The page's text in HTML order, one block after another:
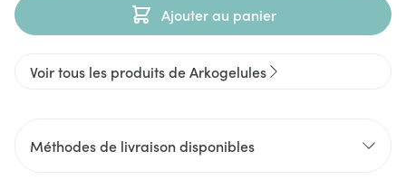
Ajouter au panier
Voir tous les produits de Arkogelules
Méthodes de livraison disponibles